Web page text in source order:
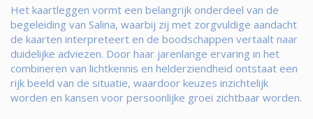
Het kaartleggen vormt een belangrijk onderdeel van de
begeleiding van Salina, waarbij zij met zorgvuldige aandacht
de kaarten interpreteert en de boodschappen vertaalt naar
duidelijke adviezen. Door haar jarenlange ervaring in het
combineren van lichtkennis en helderziendheid ontstaat een
rijk beeld van de situatie, waardoor keuzes inzichtelijk
worden en kansen voor persoonlijke groei zichtbaar worden.